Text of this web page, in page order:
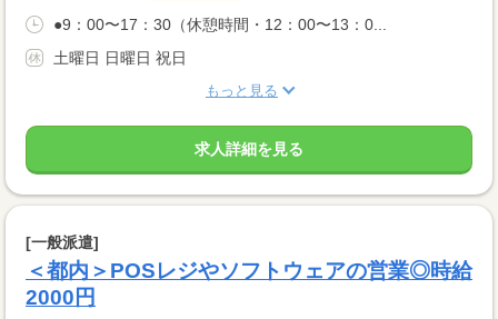
●9：00〜17：30（休憩時間・12：00〜13：0...
土曜日 日曜日 祝日
もっと見る
求人詳細を見る
[一般派遣]
＜都内＞POSレジやソフトウェアの営業◎時給
2000円